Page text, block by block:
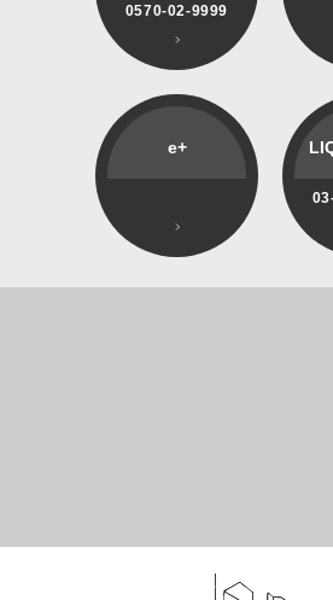
0570-02-9999
e+